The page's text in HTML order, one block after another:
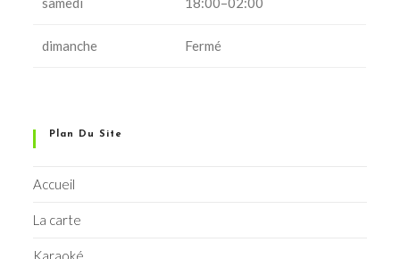
dimanche Fermé
Plan Du Site
Accueil
La carte
Karaoké